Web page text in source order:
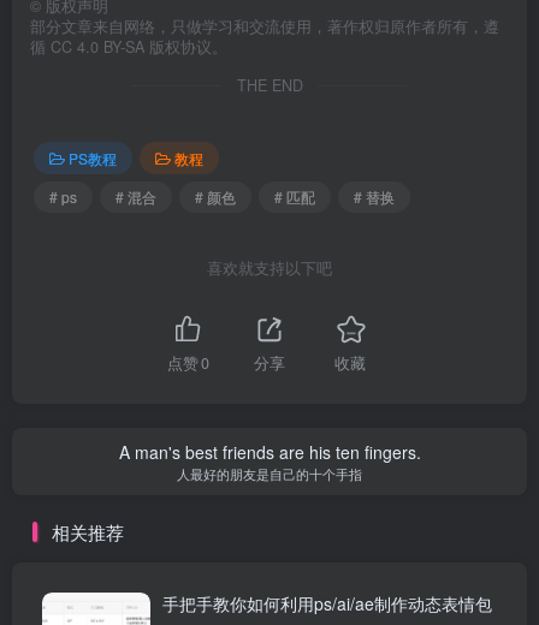
© 版权声明
部分文章来自网络，只做学习和交流使用，著作权归原作者所有，遵
循 CC 4.0 BY-SA 版权协议。
THE END
PS教程
教程
# ps
# 混合 # 颜色 # 匹配 # 替换
喜欢就支持以下吧
点赞0 分享 收藏
A man's best friends are his ten fingers.
人最好的朋友是自己的十个手指
相关推荐
手把手教你如何利用ps/ai/ae制作动态表情包